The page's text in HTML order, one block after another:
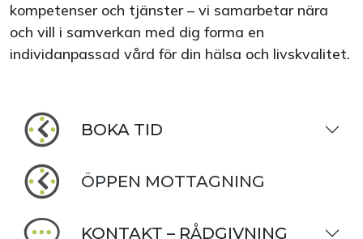
kompetenser och tjänster – vi samarbetar nära
och vill i samverkan med dig forma en
individanpassad vård för din hälsa och livskvalitet.
BOKA TID
ÖPPEN MOTTAGNING
KONTAKT – RÅDGIVNING